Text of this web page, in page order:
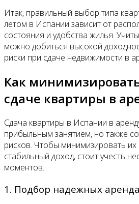
Итак, правильный выбор типа
летом в Испании зависит от
состояния и удобства жилья.
можно добиться высокой
риски при сдаче недвижимости в
Как
сдаче квартиры в
Сдача квартиры в Испании в
прибыльным занятием, но также
рисков. Чтобы минимизировать их
стабильный доход, стоит учесть
моментов.
1. Подбор надежных